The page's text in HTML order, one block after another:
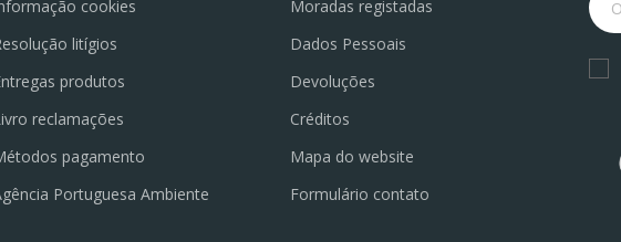
cookies
litígios
produtos
reclamações
pagamento
Portuguesa Ambiente
Moradas registadas
Dados Pessoais
Devoluções
Créditos
Mapa do website
Formulário contato